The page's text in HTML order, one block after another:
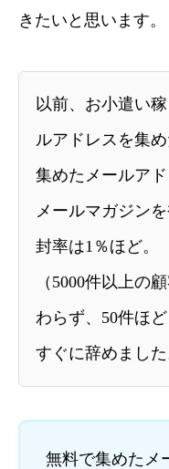
きたいと思います。
以前、お小遣い
ルアドレスを集
集めたメールアド
メールマガジン
封率は1％ほど。
（5000件以上の
わらず、50件ほ
すぐに辞めました
無料で集めたメ